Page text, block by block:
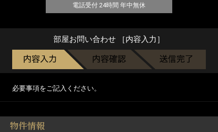
電話受付 24時間 年中無休
部屋お問い合わせ ［内容入力］
必要事項をご記入ください。
物件情報